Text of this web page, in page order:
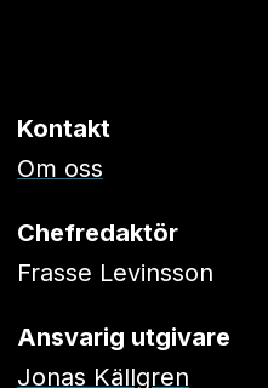
Kontakt
Om oss
Chefredaktör
Frasse Levinsson
Ansvarig utgivare
Jonas Källgren